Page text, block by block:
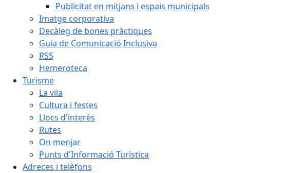
Publicitat en mitjans i espais municipals
Imatge corporativa
Decàleg de bones pràctiques
Guia de Comunicació Inclusiva
RSS
Hemeroteca
Turisme
La vila
Cultura i festes
Llocs d'interès
Rutes
On menjar
Punts d'Informació Turística
Adreces i telèfons